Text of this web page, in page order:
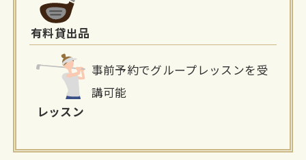
有料貸出品
レッスン
事前予約でグループレッスンを受
講可能